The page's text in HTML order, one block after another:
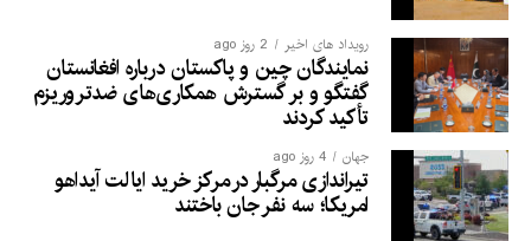
رویداد های اخیر 2 روز ago
نمایندگان چین و پاکستان درباره افغانستان
گفتگو و بر گسترش همکاری‌های ضدتروریزم
تأکید کردند
جهان 4 روز ago
تیراندازی مرگبار در مرکز خرید ایالت آیداهو
امریکا؛ سه نفر جان باختند